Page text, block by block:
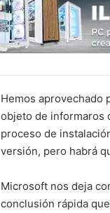
Hemos aprovechado
objeto de informaros
proceso de
versión, pero habrá
Microsoft nos deja
conclusión rápida